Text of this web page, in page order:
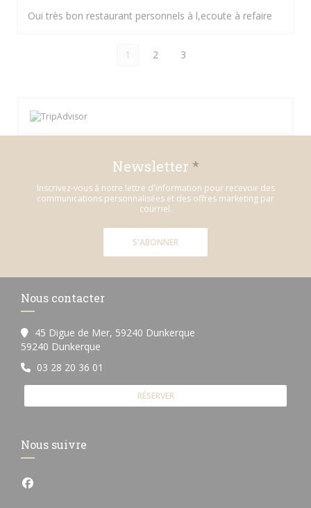
Oui très bon restaurant personnels à l,ecoute à refaire
1 2 3
Newsletter *
Inscrivez-vous à notre lettre d'information pour recevoir des
communications personnalisées et des offres marketing par
courriel.
S'ABONNER
Nous contacter
45 Digue de Mer, 59240 Dunkerque
59240 Dunkerque
03 28 20 36 01
RÉSERVER
Nous suivre
Facebook ((ouvre une nouvelle fenêtre))